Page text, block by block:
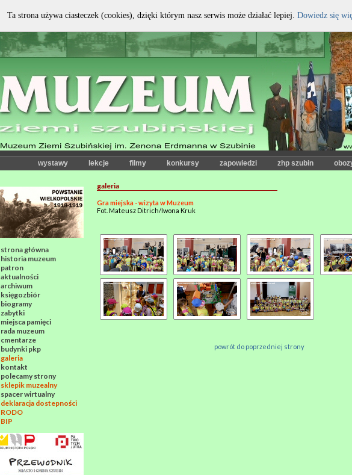
kontrast: czcionka:
wystawy lekcje filmy konkursy zapowiedzi zhp szubin
strona główna
historia muzeum
patron
aktualności
archiwum
księgozbiór
biogramy
zabytki
miejsca pamięci
rada muzeum
cmentarze
budynki pkp
galeria
kontakt
polecamy strony
sklepik muzealny
spacer wirtualny
deklaracja dostepności
RODO
BIP
galeria
Gra miejska - wizyta w Muzeum
Fot. Mateusz Ditrich/Iwona Kruk
powrót do poprzedniej strony
Ta strona używa ciasteczek (cookies), dzięki którym nasz serwis może działać lepiej. Dowiedz się